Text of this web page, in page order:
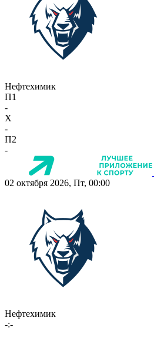
Нефтехимик
П1
-
X
-
П2
-
02 октября 2026, Пт, 00:00
Нефтехимик
-:-